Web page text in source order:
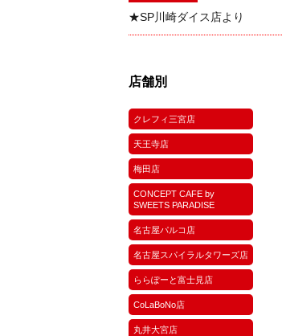
★SP川崎ダイス店より
店舗別
クレフィ三宮店
天王寺店
梅田店
CONCEPT CAFE by
SWEETS PARADISE
名古屋パルコ店
名古屋スパイラルタワーズ店
ららぽーと富士見店
CoLaBoNo店
丸井大宮店